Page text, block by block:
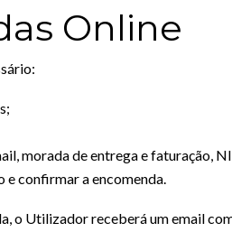
Online
morada de entrega e faturação,
e confirmar a encomenda.
o Utilizador receberá um email